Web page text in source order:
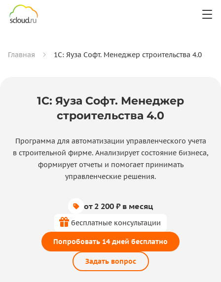
Главная 1С: Яуза Софт. Менеджер строительства 4.0
1С: Яуза Софт. Менеджер
строительства 4.0
Программа для автоматизации управленческого учета
в строительной фирме. Анализирует состояние бизнеса,
формирует отчеты и помогает принимать
управленческие решения.
от 2 200 ₽ в месяц
бесплатные консультации
Попробовать 14 дней бесплатно
Задать вопрос